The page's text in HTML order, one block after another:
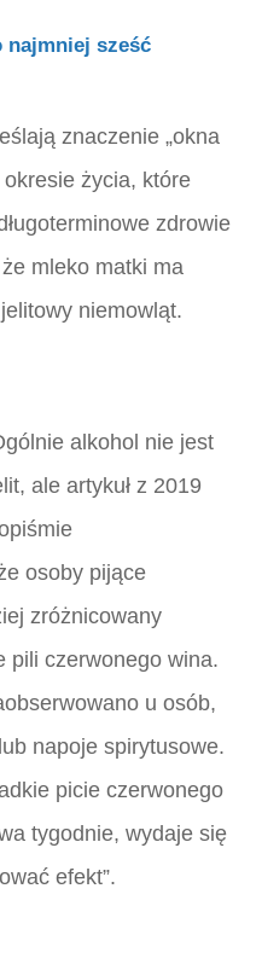
najmniej sześć
znaczenie „okna
życia, które
zdrowie
mleko matki ma
niemowląt.
alkohol nie jest
ale artykuł z 2019
osoby pijące
zróżnicowany
pili czerwonego wina.
u osób,
napoje spirytusowe.
picie czerwonego
tygodnie, wydaje się
efekt”.